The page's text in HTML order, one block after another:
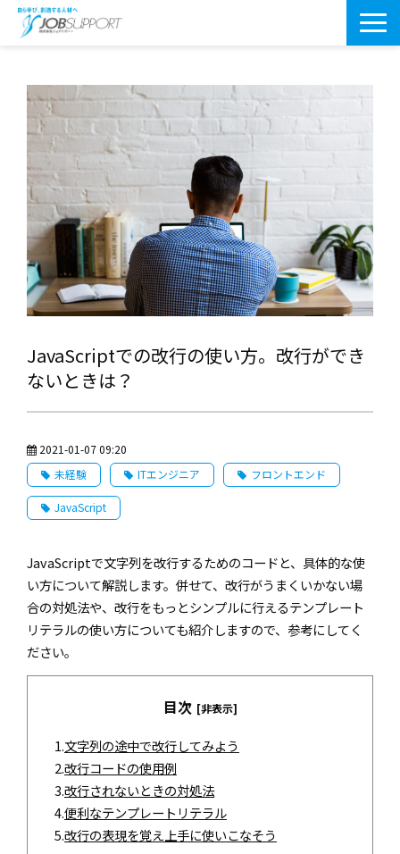
よくあるご質問
導入事例
お役立ちブログ
会社案内・アクセス
JavaScriptでの改行の使い方。改行ができ
ないときは？
2021-01-07 09:20
未経験
ITエンジニア フロントエンド
JavaScript
JavaScriptで文字列を改行するためのコードと、具体的な使
い方について解説します。併せて、改行がうまくいかない場
合の対処法や、改行をもっとシンプルに行えるテンプレート
リテラルの使い方についても紹介しますので、参考にしてく
ださい。
目次 [非表示]
1.文字列の途中で改行してみよう
2.改行コードの使用例
3.改行されないときの対処法
4.便利なテンプレートリテラル
5.改行の表現を覚え上手に使いこなそう